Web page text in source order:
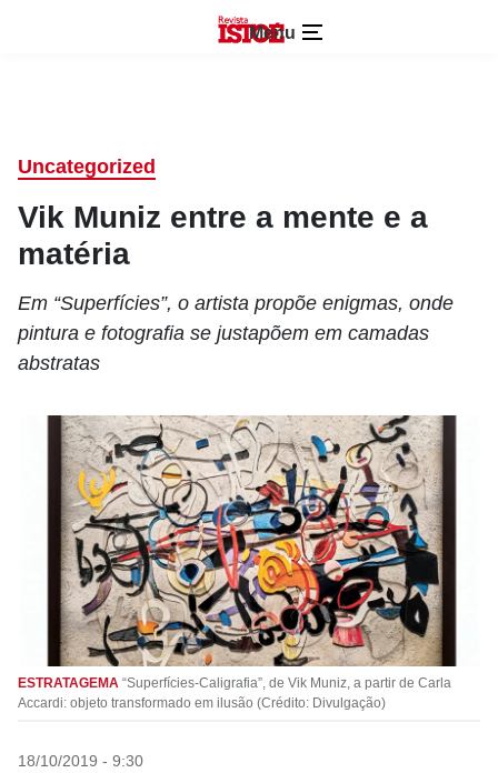
Menu
Uncategorized
Vik Muniz entre a mente e a
matéria
Em “Superfícies”, o artista propõe enigmas, onde
pintura e fotografia se justapõem em camadas
abstratas
ESTRATAGEMA “Superfícies-Caligrafia”, de Vik Muniz, a partir de Carla
Accardi: objeto transformado em ilusão (Crédito: Divulgação)
18/10/2019 - 9:30